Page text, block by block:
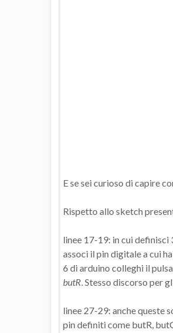
E se sei curioso di capire
Rispetto allo sketch
linee 17-19: in cui definisci
associ il pin digitale a cui
6 di arduino colleghi il
butR. Stesso discorso per
linee 27-29: anche queste
pin definiti come butR,